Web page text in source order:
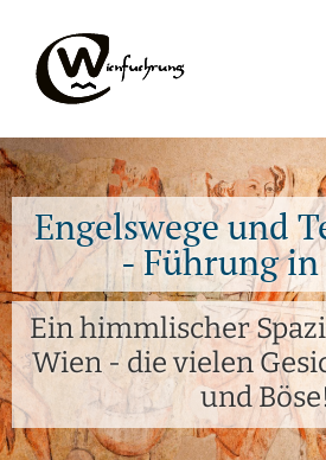
Engelswege und
- Führung
Ein himmlischer
Wien - die vielen
und